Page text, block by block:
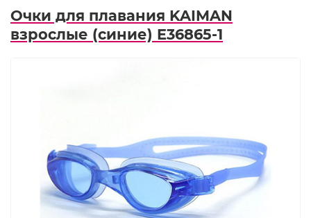
Очки для плавания KAIMAN
взрослые (синие) E36865-1